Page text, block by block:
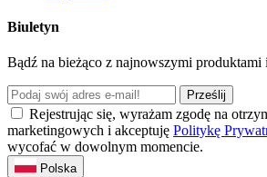
Biuletyn
Bądź na bieżąco z najnowszymi produktami
Prześlij
Rejestrując się, wyrażam zgodę na
marketingowych i akceptuję Politykę
wycofać w dowolnym momencie.
Polska